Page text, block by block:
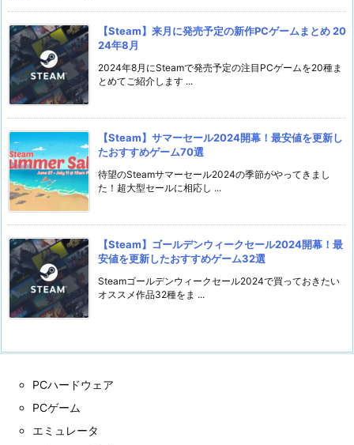
【Steam】来月に発売予定の新作PCゲームまとめ 20
24年8月
2024年8月にSteamで発売予定の注目PCゲームを20種ま
とめてご紹介します ...
【Steam】サマーセール2024開幕！最安値を更新し
たおすすめゲーム70選
待望のSteamサマーセール2024の季節がやってきまし
た！超大型セールに相応し ...
【Steam】ゴールデンウィークセール2024開幕！最
安値を更新したおすすめゲーム32選
Steamゴールデンウィークセール2024で買っておきたい
オススメ作品32種をま ...
PCハードウェア
PCゲーム
エミュレータ